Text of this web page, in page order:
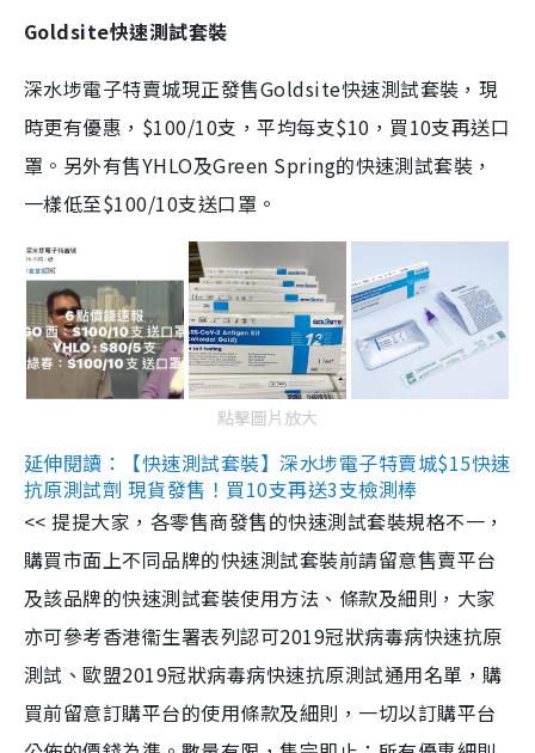
Goldsite快速測試套裝
深水埗電子特賣城現正發售Goldsite快速測試套裝，現
時更有優惠，$100/10支，平均每支$10，買10支再送口
罩。另外有售YHLO及Green Spring的快速測試套裝，
一樣低至$100/10支送口罩。
點擊圖片放大
延伸閱讀：【快速測試套裝】深水埗電子特賣城$15快速
抗原測試劑 現貨發售！買10支再送3支檢測棒
<< 提提大家，各零售商發售的快速測試套裝規格不一，
購買市面上不同品牌的快速測試套裝前請留意售賣平台
及該品牌的快速測試套裝使用方法、條款及細則，大家
亦可參考香港衞生署表列認可2019冠狀病毒病快速抗原
測試、歐盟2019冠狀病毒病快速抗原測試通用名單，購
買前留意訂購平台的使用條款及細則，一切以訂購平台